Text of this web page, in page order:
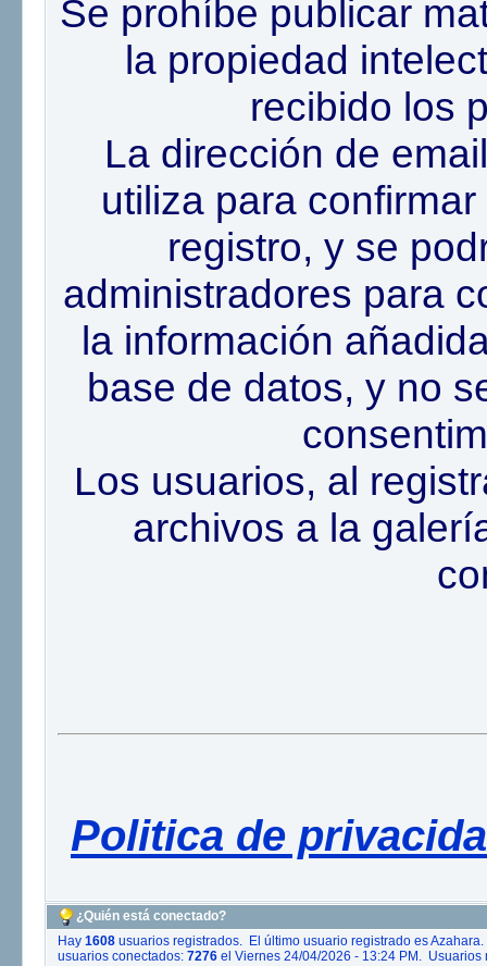
Se prohíbe publicar
la propiedad
recibido los
La dirección de
utiliza para
registro, y se
administradores para
la información
base de datos, y no
Los usuarios, al
archivos a la
Politica de
¿Quién está conectado?
Hay 1608 usuarios registrados. El último usuario registrado esAzahara
usuarios conectados: 7276 el Viernes 24/04/2026 - 13:24 PM.